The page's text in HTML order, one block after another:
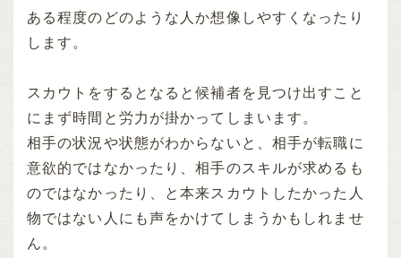
ある程度のどのような人か想像しやすくなったり
します。
スカウトをするとなると候補者を見つけ出すこと
にまず時間と労力が掛かってしまいます。
相手の状況や状態がわからないと、相手が転職に
意欲的ではなかったり、相手のスキルが求めるも
のではなかったり、と本来スカウトしたかった人
物ではない人にも声をかけてしまうかもしれませ
ん。